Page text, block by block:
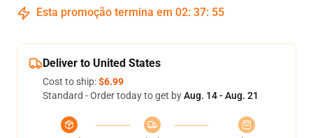
Esta promoção termina em 02: 37: 54
Deliver to United States
Cost to ship:$6.99
Standard - Order today to get byAug. 14 - Aug. 21